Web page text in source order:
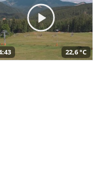
22,6 °C